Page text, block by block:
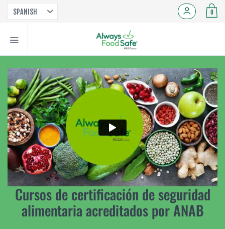
SPANISH 0
Cursos de certificación de seguridad
alimentaria acreditados por ANAB